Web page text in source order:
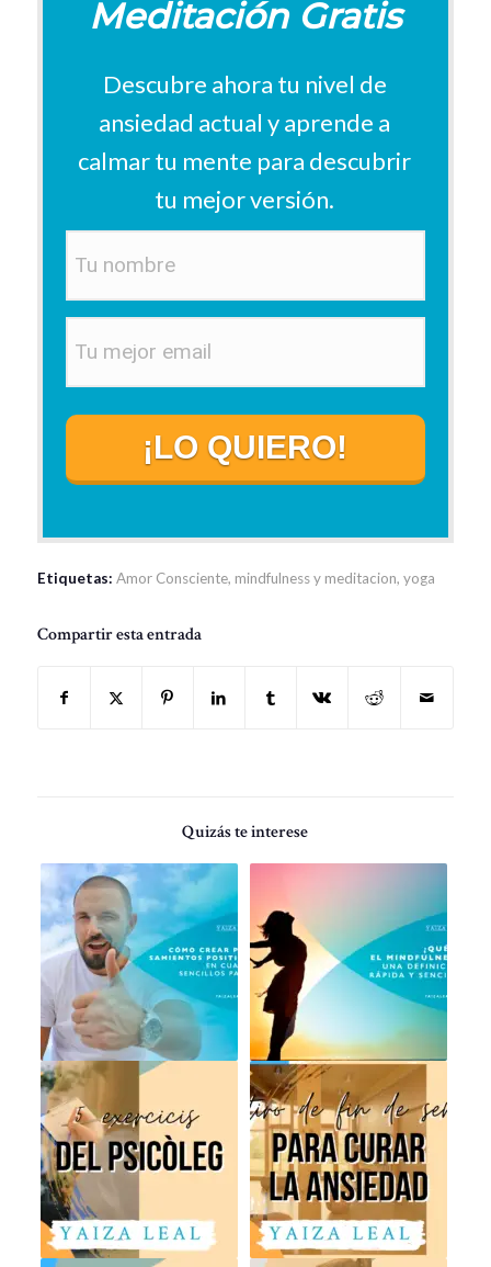
Meditación Gratis
Descubre ahora tu nivel de
ansiedad actual y aprende a
calmar tu mente para descubrir
tu mejor versión.
¡LO QUIERO!
Etiquetas: Amor Consciente, mindfulness y meditacion, yoga
Compartir esta entrada
Quizás te interese